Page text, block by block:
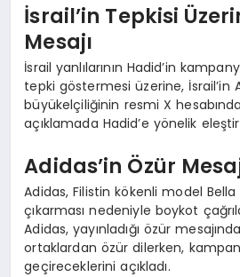
İsrail’in Tepkisi
Mesajı
İsrail yanlılarının Hadid’in
tepki göstermesi üzerine, İsrail’in
büyükelçiliğinin resmi X
açıklamada Hadid’e yönelik
Adidas’in Özür
Adidas, Filistin kökenli model Bella
çıkarması nedeniyle boykot
Adidas, yayınladığı özür
ortaklardan özür dilerken,
geçireceklerini açıkladı.